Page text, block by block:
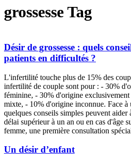
grossesse Tag
Désir de grossesse : quels
patients en difficultés ?
L'infertilité touche plus de 15% des
infertilité de couple sont pour : - 30%
féminine, - 30% d'origine
mixte, - 10% d'origine inconnue. Face à
quelques conseils simples peuvent
délai supérieur à un an ou en cas d'âge
femme, une première consultation
Un désir d’enfant